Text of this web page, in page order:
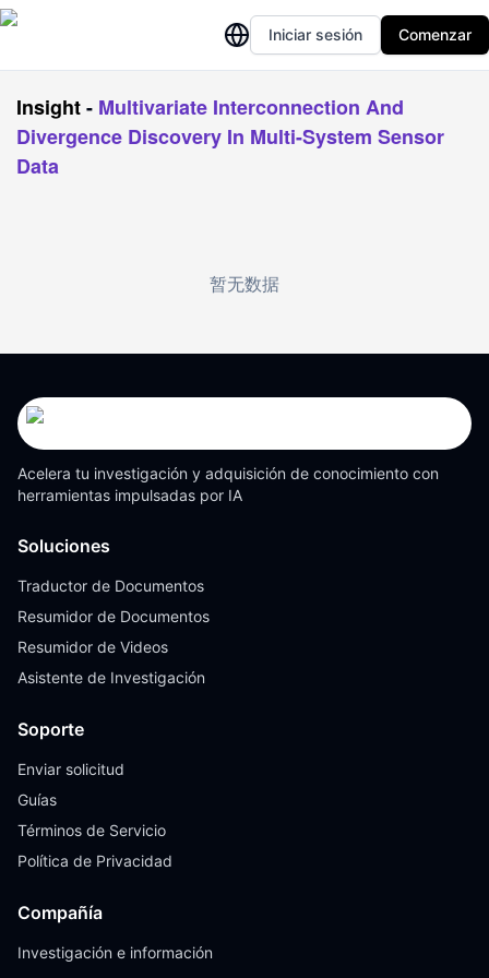
Iniciar sesión Comenzar
Insight- Multivariate Interconnection And
Divergence Discovery In Multi-System Sensor
Data
暂无数据
Acelera tu investigación y adquisición de conocimiento con
herramientas impulsadas por IA
Soluciones
Traductor de Documentos
Resumidor de Documentos
Resumidor de Videos
Asistente de Investigación
Soporte
Enviar solicitud
Guías
Términos de Servicio
Política de Privacidad
Compañía
Investigación e información